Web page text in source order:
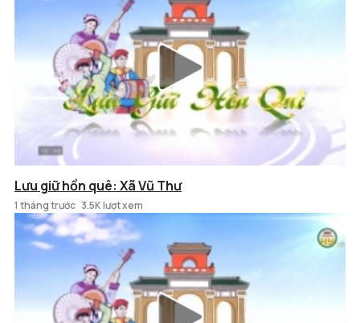
Lưu giữ hồn quê: Xã Vũ Thư
1 tháng trước 3.5K lượt xem